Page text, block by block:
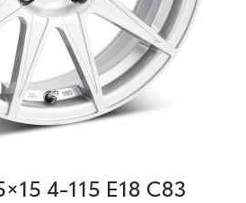
4-115 E18 C83